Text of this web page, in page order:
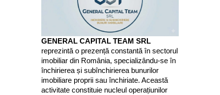
GENERAL CAPITAL TEAM SRL
reprezintă o prezență constantă în sectorul
imobiliar din România, specializându-se în
închirierea și subînchirierea bunurilor
imobiliare proprii sau închiriate. Această
activitate constituie nucleul operațiunilor